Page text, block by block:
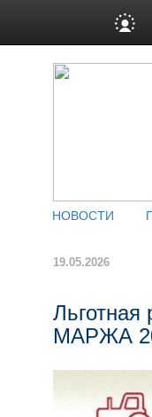
НОВОСТИ
19.05.2026
МАРЖА